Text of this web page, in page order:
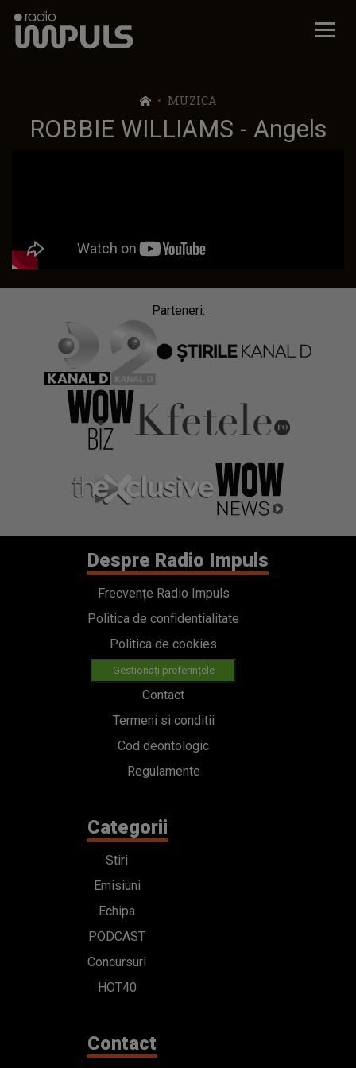
Radio Impuls
MUZICA
ROBBIE WILLIAMS - Angels
Parteneri:
Despre Radio Impuls
Frecvențe Radio Impuls
Politica de confidentialitate
Politica de cookies
Gestionați preferințele
Contact
Termeni si conditii
Cod deontologic
Regulamente
Categorii
Stiri
Emisiuni
Echipa
PODCAST
Concursuri
HOT40
Contact